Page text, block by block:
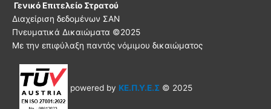
Γενικό Επιτελείο Στρατού
Διαχείριση δεδομένων ΣΑΝ
Πνευματικά Δικαιώματα ©2025
Με την επιφύλαξη παντός νόμιμου δικαιώματος
powered by ΚΕ.Π.Υ.Ε.Σ © 2025